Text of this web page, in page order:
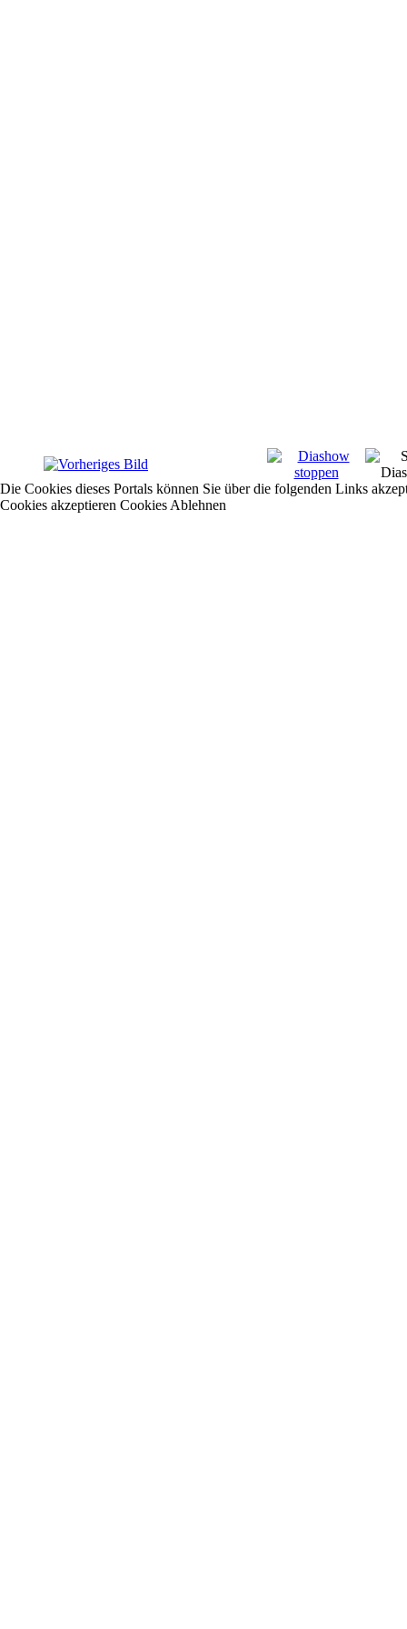
Die Cookies dieses Portals können Sie über die folgenden Links
Cookies akzeptieren Cookies Ablehnen